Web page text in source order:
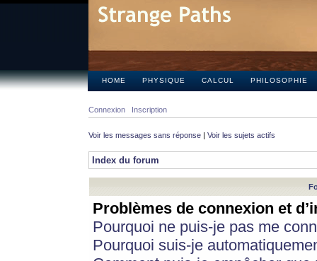
HOME PHYSIQUE CALCUL PHILOSOPHIE
Connexion Inscription
Voir les messages sans réponse | Voir les sujets actifs
Index du forum
Problèmes de connexion et
Pourquoi ne puis-je pas me
Pourquoi suis-je